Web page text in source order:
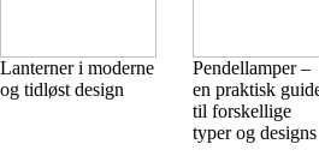
Lanterner i moderne
og tidløst design
Pendellamper –
en praktisk
til forskellige
typer og designs